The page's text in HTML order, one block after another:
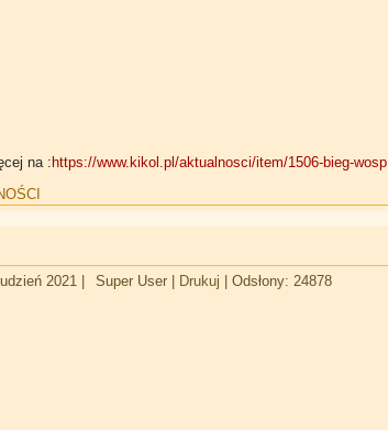
na : https://www.kikol.pl/aktualnosci/item/1506-bieg-wosp
2021 Super User Drukuj Odsłony: 24878